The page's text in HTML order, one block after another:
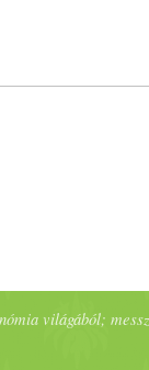
világából;